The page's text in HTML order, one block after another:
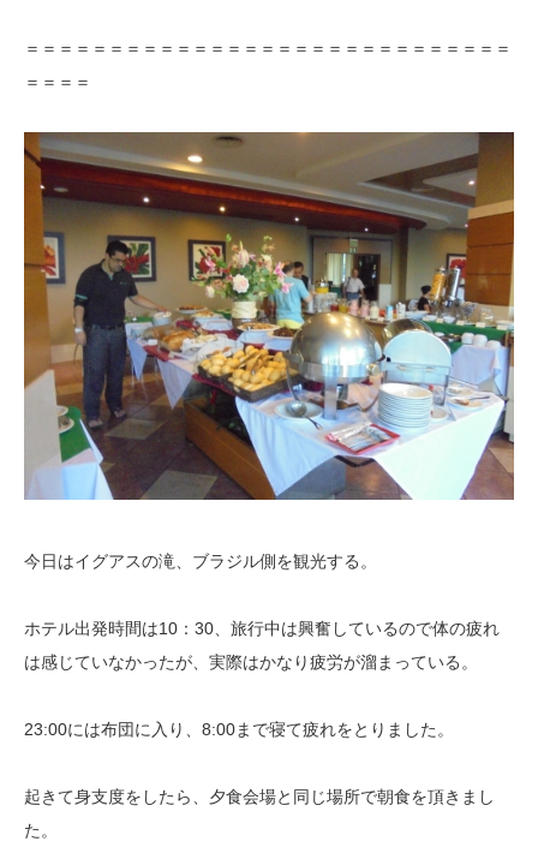
＝＝＝＝＝＝＝＝＝＝＝＝＝＝＝＝＝＝＝＝＝＝＝＝＝＝＝＝＝
＝＝＝＝
今日はイグアスの滝、ブラジル側を観光する。
ホテル出発時間は10：30、旅行中は興奮しているので体の疲れ
は感じていなかったが、実際はかなり疲労が溜まっている。
23:00には布団に入り、8:00まで寝て疲れをとりました。
起きて身支度をしたら、夕食会場と同じ場所で朝食を頂きまし
た。